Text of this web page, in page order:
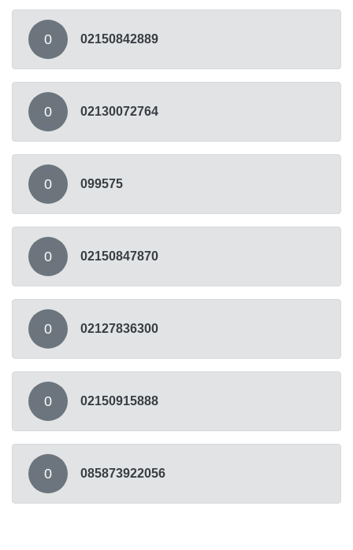
0 02150842889
0 02130072764
0 099575
0 02150847870
0 02127836300
0 02150915888
0 085873922056